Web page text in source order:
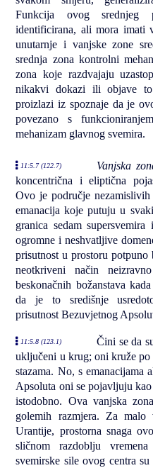
Funkcija ovog srednjeg
identificirana, ali mora imati
unutarnje i vanjske zone
srednja zona kontrolni
zona koje razdvajaju
nikakvi dokazi ili objave
proizlazi iz spoznaje da je
povezano s
mehanizam glavnog svemira.
11:5.7 (122.7) Vanjska
koncentrična i eliptična
Ovo je područje
emanacija koje putuju u
granica sedam
ogromne i neshvatljive
prisutnost u prostoru
neotkriveni način
beskonačnih božanstava
da je to središnje
prisutnost Bezuvjetnog
11:5.8 (123.1)
Čini se da
uključeni u krug; oni kruže
stazama. No, s emanacijama
Apsoluta oni se pojavljuju
istodobno. Ova vanjska
golemih razmjera. Za
Urantije, prostorna snaga
sličnom razdoblju
svemirske sile ovog centra